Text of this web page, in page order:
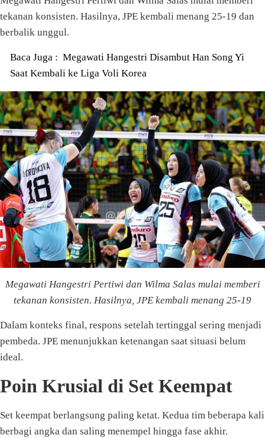
tekanan konsisten. Hasilnya, JPE kembali menang 25-19 dan
berbalik unggul.
Baca Juga : Megawati Hangestri Disambut Han Song Yi
Saat Kembali ke Liga Voli Korea
Megawati Hangestri Pertiwi dan Wilma Salas mulai memberi
tekanan konsisten. Hasilnya, JPE kembali menang 25-19
Dalam konteks final, respons setelah tertinggal sering menjadi
pembeda. JPE menunjukkan ketenangan saat situasi belum
ideal.
Poin Krusial di Set Keempat
Set keempat berlangsung paling ketat. Kedua tim beberapa kali
berbagi angka dan saling menempel hingga fase akhir.